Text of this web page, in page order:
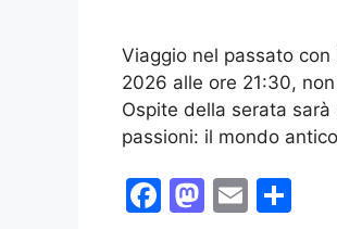
Viaggio nel passato
2026 alle ore 21:30,
Ospite della serata
passioni: il mondo
F
M E